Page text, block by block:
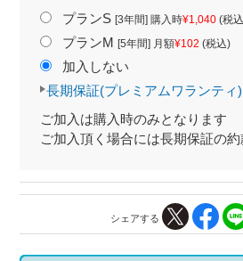
プランS [3年間] 購入時¥1,040(税
プランM [5年間] 月額¥102 (税込)
加入しない
長期保証(プレミアムワランティ
ご加入は購入時のみとなります
ご加入頂く場合には長期保証の
シェアする